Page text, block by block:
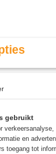
ROLE
gebruikt
en
toegang tot